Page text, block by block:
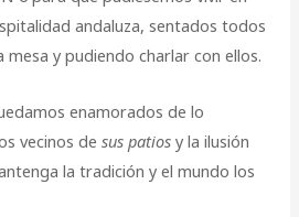
andaluza, sentados todos
y pudiendo charlar con ellos.
enamorados de lo
vecinos de sus patiosy la ilusión
la tradición y el mundo los